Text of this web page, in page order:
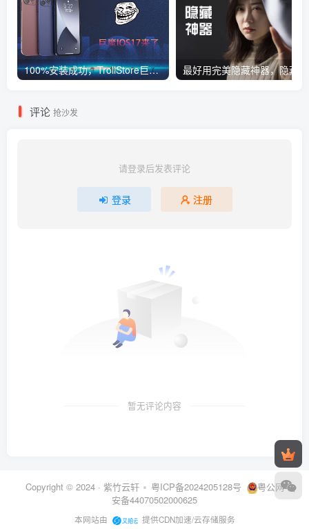
100%安装成功，TrollStore巨魔商店ios17来了，这些系统马上起飞了
评论 抢沙发
请登录后发表评论
登录 注册
暂无评论内容
Copyright © 2024 · 紫竹云轩 粤ICP备2024205128号
粤公网
安备44070502000625
本网站由 提供CDN加速/云存储服务